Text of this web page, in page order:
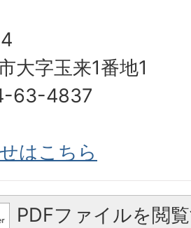
大字玉来1番地1
63-4837
はこちら
PDFファイルを閲